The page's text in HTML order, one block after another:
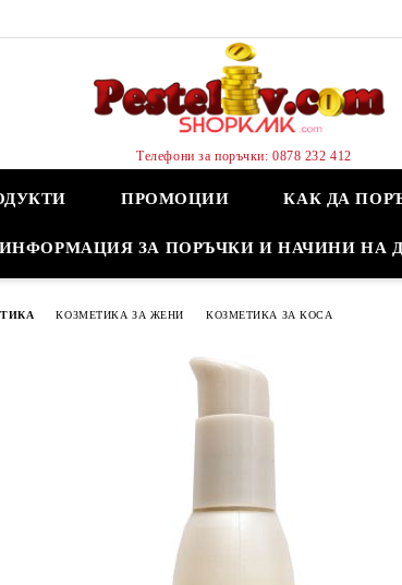
Телефони за поръчки: 0878 232 412
ПРОМОЦИИ КАК ДА
ИНФОРМАЦИЯ ЗА ПОРЪЧКИ И НАЧИНИ НА
КОЗМЕТИКА ЗА ЖЕНИ КОЗМЕТИКА ЗА КОСА